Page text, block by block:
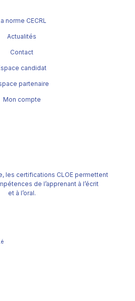
les certifications CLOE permettent
de l’apprenant à l’écrit
et à l’oral.
norme CECRL
Actualités
Contact
candidat
partenaire
Mon compte